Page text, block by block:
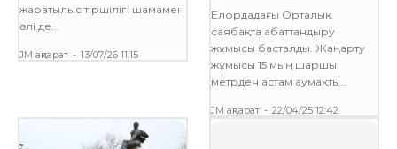
жаратылыс тіршілігі шамамен
әлі де...
JM ақпарат - 13/07/26 11:15
Елордадағы Орталық
саябақта абаттандыру
жұмысы басталды. Жаңарту
жұмысы 15 мың шаршы
метрден астам аумақты...
JM ақпарат - 22/04/25 12:42